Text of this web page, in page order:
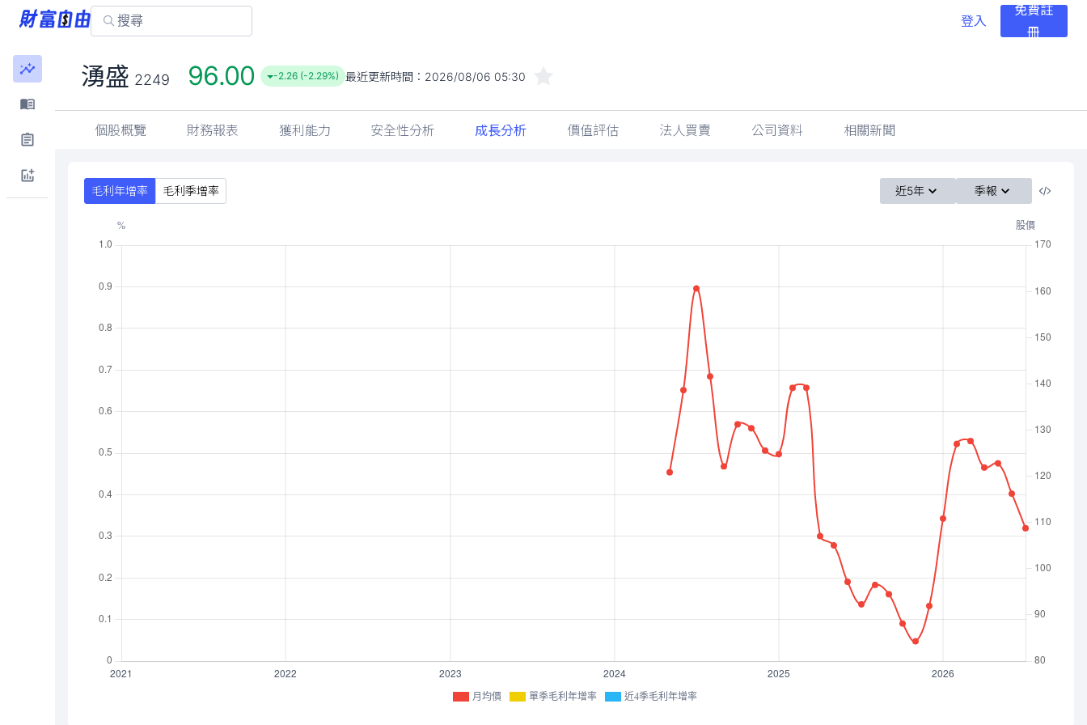
登入
免費註
冊
湧盛 2249 96.00 -2.26 (-2.29%) 最近更新時間： 2026/08/06 05:30
個股概覽 財務報表 獲利能力 安全性分析 成長分析 價值評估 法人買賣 公司資料 相關新聞
毛利年增率 毛利季增率 近5年 季報
月均價 單季毛利年增率 近4季毛利年增率